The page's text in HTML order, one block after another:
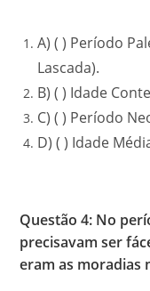
A) ( ) Período
Lascada).
B) ( ) Idade
C) ( ) Período
D) ( ) Idade
Questão 4: No
precisavam ser
eram as moradias